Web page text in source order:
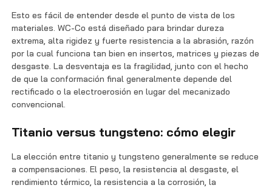
Esto es fácil de entender desde el punto de vista de los
materiales. WC-Co está diseñado para brindar dureza
extrema, alta rigidez y fuerte resistencia a la abrasión, razón
por la cual funciona tan bien en insertos, matrices y piezas de
desgaste. La desventaja es la fragilidad, junto con el hecho
de que la conformación final generalmente depende del
rectificado o la electroerosión en lugar del mecanizado
convencional.
Titanio versus tungsteno: cómo elegir
La elección entre titanio y tungsteno generalmente se reduce
a compensaciones. El peso, la resistencia al desgaste, el
rendimiento térmico, la resistencia a la corrosión, la